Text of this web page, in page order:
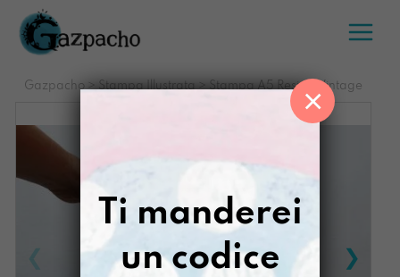
Salta
contenuto
Gazpacho > Stampa Illustrata > Stampa A5 Resisto Vintage
Ti manderei
un codice
×